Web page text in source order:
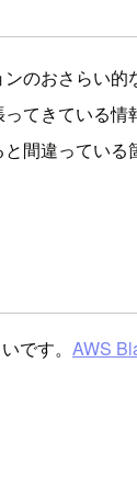
のおさらい
てきている情
間違ってい
です。 AWS